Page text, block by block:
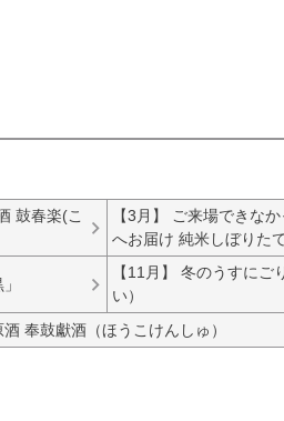
鼓春楽(こ
【3月】 ご来場できな
へお届け 純米しぼりたて
【11月】 冬のうすにご
い）
奉鼓獻酒（ほうこけんしゅ）